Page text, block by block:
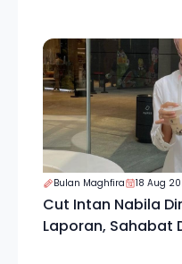
Bulan Maghfira 18 Aug
Cut Intan Nabila
Laporan, Sahabat